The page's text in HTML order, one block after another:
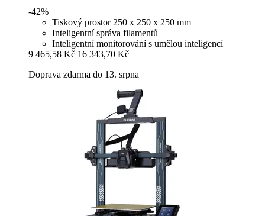
-42%
Tiskový prostor 250 x 250 x 250 mm
Inteligentní správa filamentů
Inteligentní monitorování s umělou inteligencí
9 465,58 Kč 16 343,70 Kč
Doprava zdarma do 13. srpna